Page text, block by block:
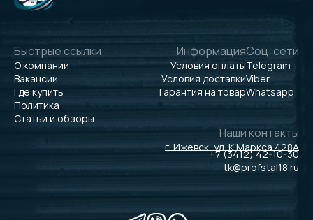
Быстрые ссылки
О компании
Вакансии
Где купить
Политика
Статьи и обзоры
Информация
Условия оплаты
Условия доставки
Гарантия на товар
Соц. сети
Telegram
Viber
Whatsapp
Наши контакты
г. Ижевск, ул. К.Маркса 428А
+7 (3412) 42-10-30
tk@profstal18.ru